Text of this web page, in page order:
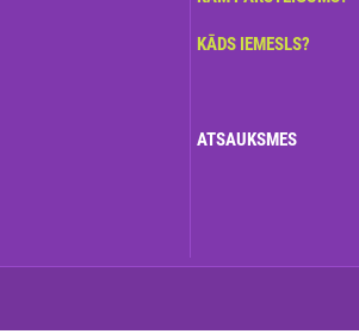
KĀDS IEMESLS?
ATSAUKSMES